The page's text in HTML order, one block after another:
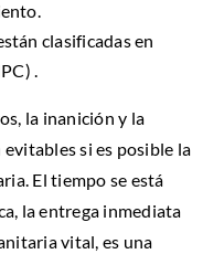
clasificadas en
.
la inanición y la
si es posible la
El tiempo se está
la entrega inmediata
vital, es una